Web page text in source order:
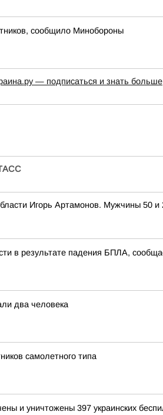
сообщило Минобороны
— подписаться и знать больше
Игорь Артамонов. Мужчины 50
в результате падения БПЛА,
два человека
самолетного типа
уничтожены 397 украинских